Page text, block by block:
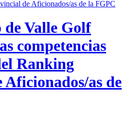
Valle Golf
competencias
Ranking
as de